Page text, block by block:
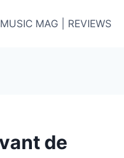
MAG | REVIEWS
de